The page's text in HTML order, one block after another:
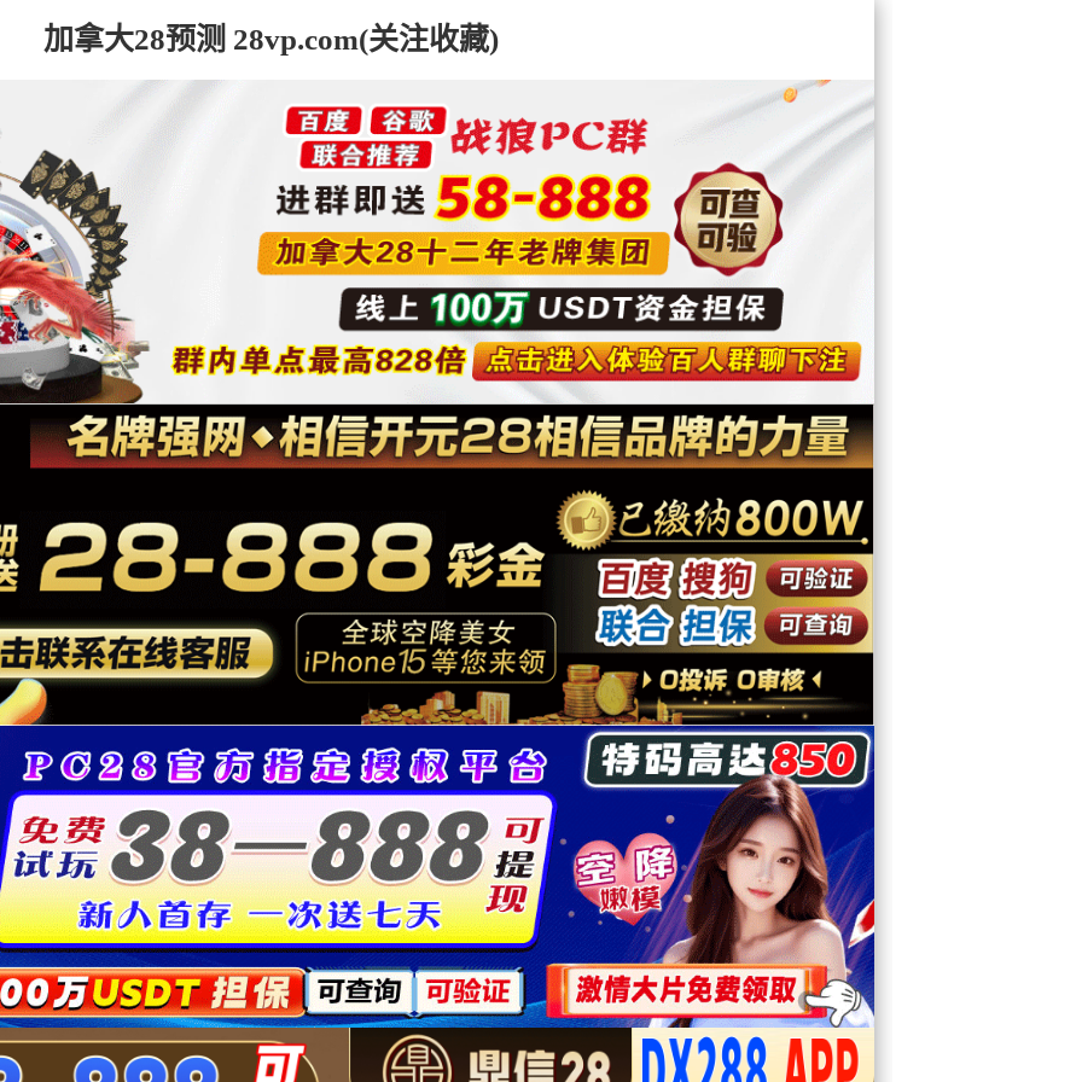
加拿大28预测 28vp.com(关注收藏)